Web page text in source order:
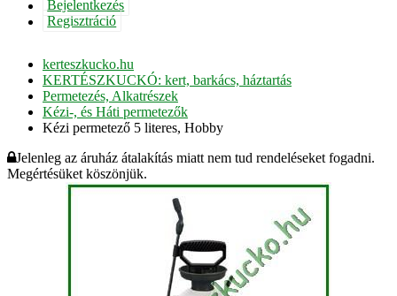
Bejelentkezés
Regisztráció
kerteszkucko.hu
KERTÉSZKUCKÓ: kert, barkács, háztartás
Permetezés, Alkatrészek
Kézi-, és Háti permetezők
Kézi permetező 5 literes, Hobby
Jelenleg az áruház átalakítás miatt nem tud rendeléseket fogadni.
Megértésüket köszönjük.